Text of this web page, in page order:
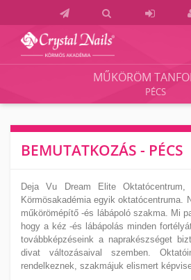
Crystal
Akadémia
Vizsgaközpont
MŰKÖRÖM
PÉCS
BEMUTATKOZÁS - PÉCS
Deja Vu Dream Elite Oktatócentrum,
Körmösakadémia egyik oktatócentruma.
műkörömépítő -és lábápoló szakma. Mi
hogy a kéz -és lábápolás minden
továbbképzéseink a naprakészséget
divat változásaival szemben.
rendelkeznek, szakmájuk elismert